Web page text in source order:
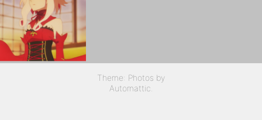
Theme: Photos by
Automattic